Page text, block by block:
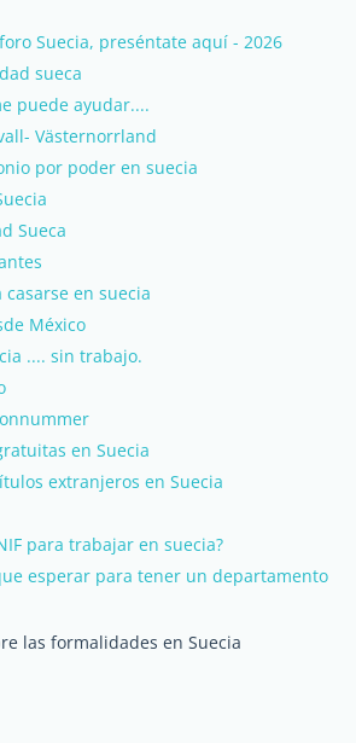
Suecia, preséntate aquí - 2026
sueca
puede ayudar....
Västernorrland
por poder en suecia
Sueca
en suecia
México
.... sin trabajo.
en Suecia
extranjeros en Suecia
para trabajar en suecia?
esperar para tener un departamento
las formalidades en Suecia